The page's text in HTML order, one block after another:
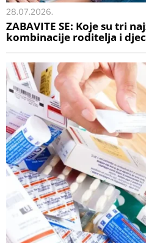
28.07.2026.
ZABAVITE SE: Koje su tri
kombinacije roditelja i